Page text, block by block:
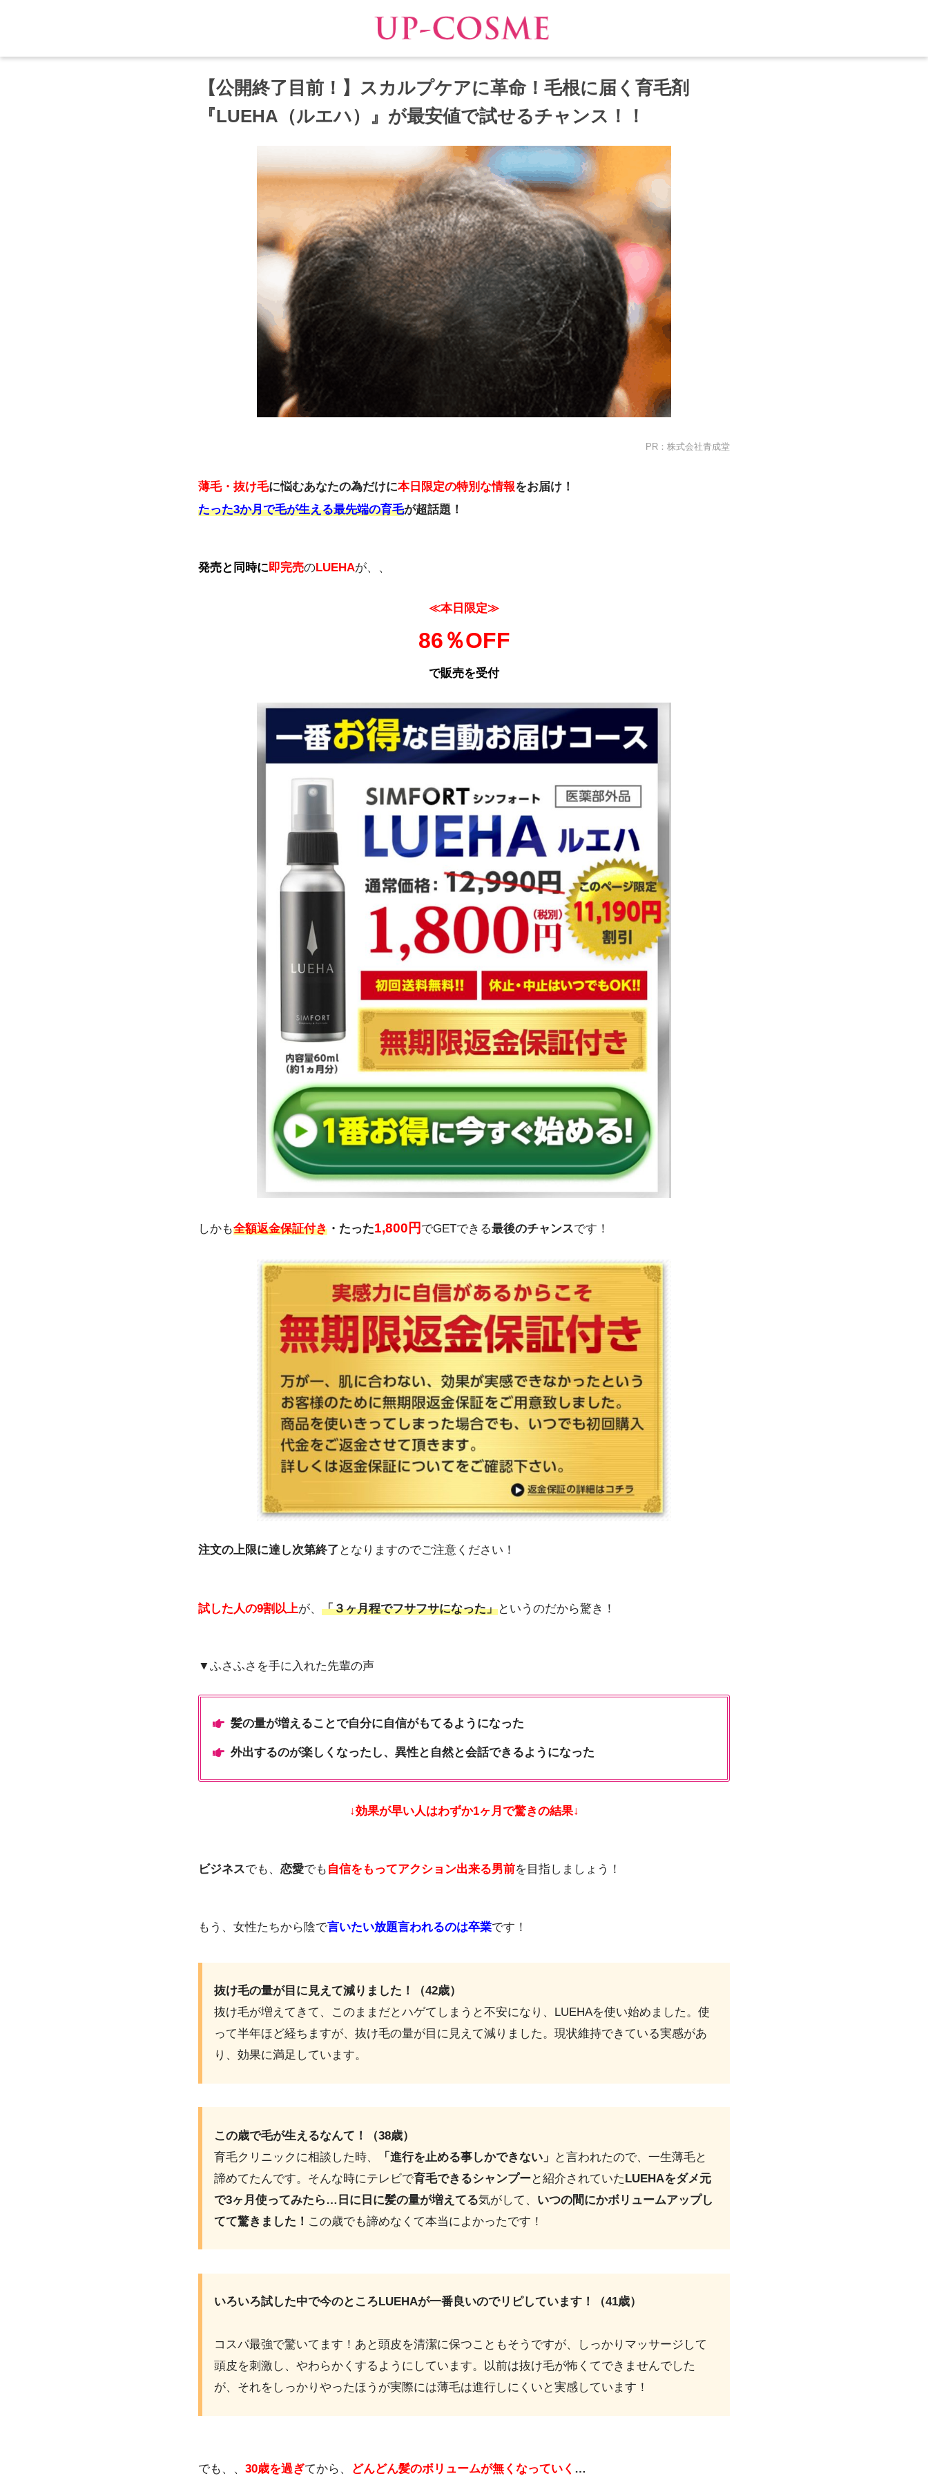
【公開終了目前！】スカルプケアに革命！毛根に届く育毛剤
『LUEHA（ルエハ）』が最安値で試せるチャンス！！
PR：株式会社青成堂
薄毛・抜け毛に悩むあなたの為だけに本日限定の特別な情報をお届け！
たった3か月で毛が生える最先端の育毛が超話題！
発売と同時に即完売のLUEHAが、、
≪本日限定≫
86％OFF
で販売を受付
しかも全額返金保証付き ・たった1,800円 でGETできる最後のチャンスです！
注文の上限に達し次第終了 となりますのでご注意ください！
試した人の9割以上が、 「３ヶ月程でフサフサになった」というのだから驚き！
▼ふさふさを手に入れた先輩の声
髪の量が増えることで自分に自信がもてるようになった
外出するのが楽しくなったし、異性と自然と会話できるようになった
↓効果が早い人はわずか1ヶ月で驚きの結果↓
ビジネスでも、 恋愛でも 自信をもってアクション出来る男前を目指しましょう！
もう、女性たちから陰で言いたい放題言われるのは卒業です！
抜け毛の量が目に見えて減りました！（42歳）
抜け毛が増えてきて、このままだとハゲてしまうと不安になり、LUEHAを使い始めました。使
って半年ほど経ちますが、抜け毛の量が目に見えて減りました。現状維持できている実感があ
り、効果に満足しています。
この歳で毛が生えるなんて！
（38歳）
育毛クリニックに相談した時、
「進行を止める事しかできない」
と言われたので、一生薄毛と
諦めてたんです。そんな時にテレビで育毛できるシャンプーと紹介されていたLUEHAをダメ元
で3ヶ月使ってみたら…日に日に髪の量が増えてる気がして、 いつの間にかボリュームアップし
てて驚きました！ この歳でも諦めなくて本当によかったです！
いろいろ試した中で今のところLUEHAが一番良いのでリピしています！（41歳）
コスパ最強で驚いてます！ あと頭皮を清潔に保つこともそうですが、しっかりマッサージして
頭皮を刺激し、やわらかくするようにしています。以前は抜け毛が怖くてできませんでした
が、それをしっかりやったほうが実際には薄毛は進行しにくいと実感しています！
でも、、 30歳を過ぎてから、 どんどん髪のボリュームが無くなっていく …